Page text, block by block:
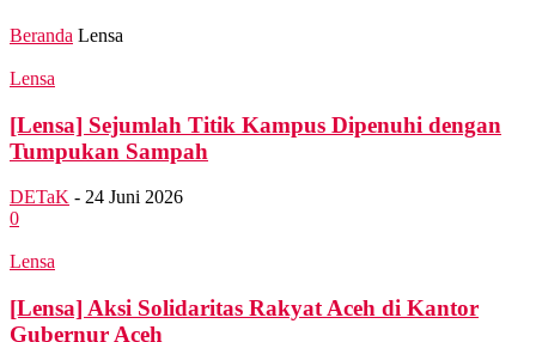
Beranda Lensa
Lensa
[Lensa] Sejumlah Titik Kampus Dipenuhi dengan
Tumpukan Sampah
DETaK - 24 Juni 2026
0
Lensa
[Lensa] Aksi Solidaritas Rakyat Aceh di Kantor
Gubernur Aceh